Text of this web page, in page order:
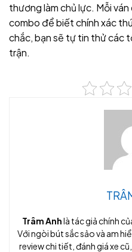
thương làm chủ lực. Mỗi
combo để biết chính xác
chắc, bạn sẽ tự tin thử các
trận.
Trâm Anhlà tác giả chính
Với ngòi bút sắc sảo và am
review chi tiết, đánh giá xe